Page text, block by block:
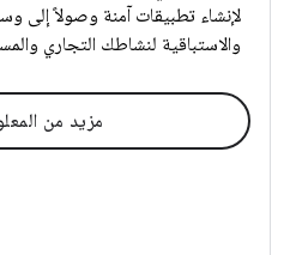
لإنشاء تطبيقات آمنة وصولاً إلى
والاستباقية لنشاطك التجاري
مزيد من